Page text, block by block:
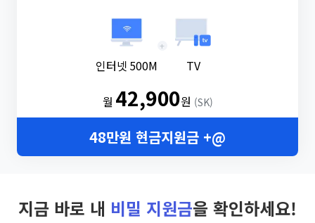
인터넷 500M
+
TV
월 42,900원 (SK)
48만원 현금지원금 +@
지금 바로 내 비밀 지원금을 확인하세요!